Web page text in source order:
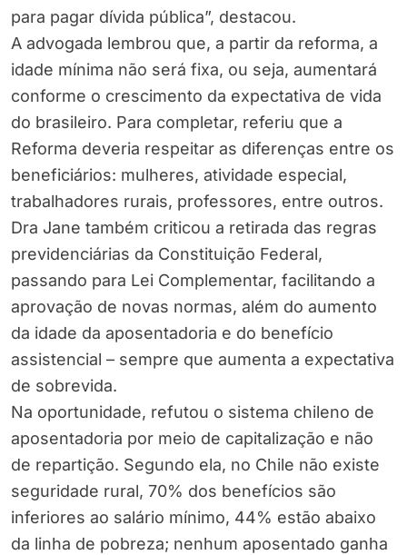
para pagar dívida pública”, destacou.
A advogada lembrou que, a partir da reforma, a
idade mínima não será fixa, ou seja, aumentará
conforme o crescimento da expectativa de vida
do brasileiro. Para completar, referiu que a
Reforma deveria respeitar as diferenças entre os
beneficiários: mulheres, atividade especial,
trabalhadores rurais, professores, entre outros.
Dra Jane também criticou a retirada das regras
previdenciárias da Constituição Federal,
passando para Lei Complementar, facilitando a
aprovação de novas normas, além do aumento
da idade da aposentadoria e do benefício
assistencial – sempre que aumenta a expectativa
de sobrevida.
Na oportunidade, refutou o sistema chileno de
aposentadoria por meio de capitalização e não
de repartição. Segundo ela, no Chile não existe
seguridade rural, 70% dos benefícios são
inferiores ao salário mínimo, 44% estão abaixo
da linha de pobreza; nenhum aposentado ganha